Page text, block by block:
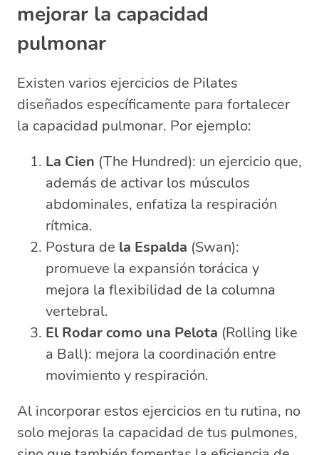
mejorar la capacidad
pulmonar
Existen varios ejercicios de Pilates
diseñados específicamente para fortalecer
la capacidad pulmonar. Por ejemplo:
La Cien (The Hundred): un ejercicio que,
además de activar los músculos
abdominales, enfatiza la respiración
rítmica.
Postura de la Espalda (Swan):
promueve la expansión torácica y
mejora la flexibilidad de la columna
vertebral.
El Rodar como una Pelota (Rolling like
a Ball): mejora la coordinación entre
movimiento y respiración.
Al incorporar estos ejercicios en tu rutina, no
solo mejoras la capacidad de tus pulmones,